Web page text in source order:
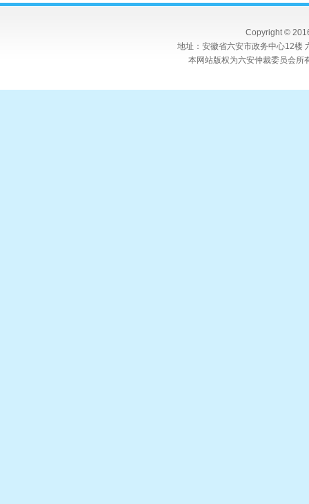
Copyright ©
地址：安徽省六安市政务中心12
本网站版权为六安仲裁委员会